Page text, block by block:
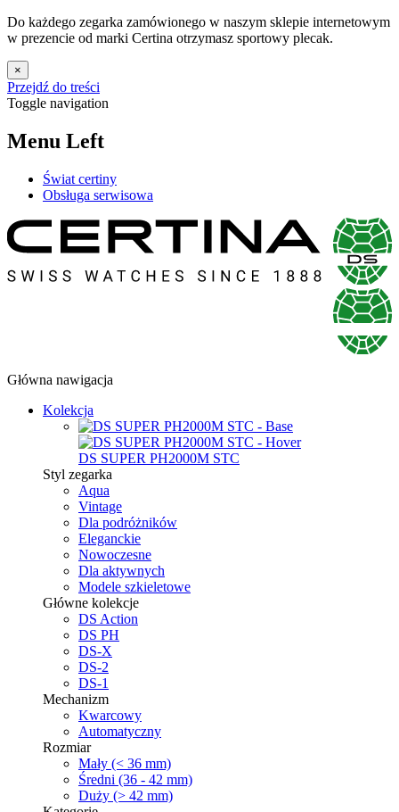
Do każdego zegarka zamówionego w naszym sklepie internetowym
w prezencie od marki Certina otrzymasz sportowy plecak.
×
Przejdź do treści
Toggle navigation
Menu Left
Świat certiny
Obsługa serwisowa
Główna nawigacja
Kolekcja
DS SUPER PH2000M STC
Styl zegarka
Aqua
Vintage
Dla podróżników
Eleganckie
Nowoczesne
Dla aktywnych
Modele szkieletowe
Główne kolekcje
DS Action
DS PH
DS-X
DS-2
DS-1
Mechanizm
Kwarcowy
Automatyczny
Rozmiar
Mały (< 36 mm)
Średni (36 - 42 mm)
Duży (> 42 mm)